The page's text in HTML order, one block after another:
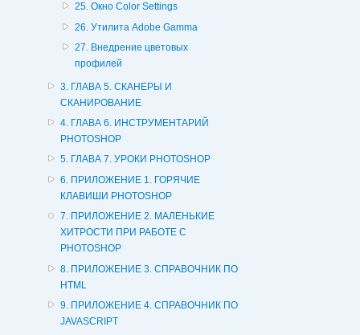
25. Окно Color Settings
26. Утилита Adobe Gamma
27. Внедрение цветовых
профилей
3. ГЛАВА 5. СКАНЕРЫ И
СКАНИРОВАНИЕ
4. ГЛАВА 6. ИНСТРУМЕНТАРИЙ
PHOTOSHOP
5. ГЛАВА 7. УРОКИ PHOTOSHOP
6. ПРИЛОЖЕНИЕ 1. ГОРЯЧИЕ
КЛАВИШИ PHOTOSHOP
7. ПРИЛОЖЕНИЕ 2. МАЛЕНЬКИЕ
ХИТРОСТИ ПРИ РАБОТЕ С
PHOTOSHOP
8. ПРИЛОЖЕНИЕ 3. СПРАВОЧНИК ПО
HTML
9. ПРИЛОЖЕНИЕ 4. СПРАВОЧНИК ПО
JAVASCRIPT